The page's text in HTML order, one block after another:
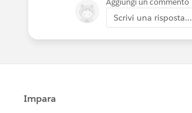
Scrivi una risposta...